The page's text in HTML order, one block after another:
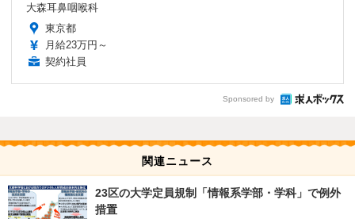
大森耳鼻咽喉科
東京都
月給23万円～
契約社員
Sponsored by
関連ニュース
23区の大学定員規制「情報系学部・学科」で例外
措置